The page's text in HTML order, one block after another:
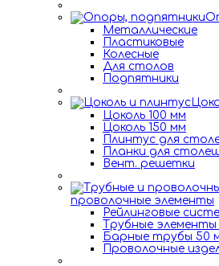
Металлические
Пластиковые
Колесные
Для столов
Подпятники
Цоколь 100 мм
Цоколь 150 мм
Плинтус для
Планки для
Вент. решетки
проволочные элементы
Рейлинговые
Трубные элементы
Барные трубы 50
Проволочные